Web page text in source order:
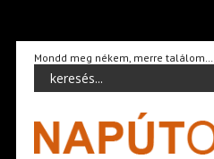
Mondd meg nékem, merre találom…